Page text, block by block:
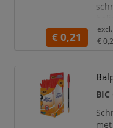
€ 0,21
€